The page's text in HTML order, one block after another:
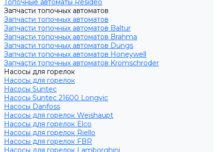
Топочные автоматы Resideo
Запчасти топочных автоматов
Запчасти топочных автоматов
Запчасти топочных автоматов Baltur
Запчасти топочных автоматов Brahma
Запчасти топочных автоматов Dungs
Запчасти топочных автоматов Honeywell
Запчасти топочных автоматов Kromschroder
Насосы для горелок
Насосы для горелок
Насосы Suntec
Насосы Suntec 21600 Longvic
Насосы Danfoss
Насосы для горелок Weishaupt
Насосы для горелок Elco
Насосы для горелок Riello
Насосы для горелок FBR
Насосы для горелок Lamborghini